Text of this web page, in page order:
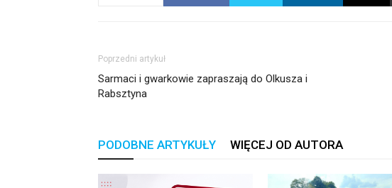
Poprzedni artykuł
Sarmaci i gwarkowie zapraszają do Olkusza i
Rabsztyna
PODOBNE ARTYKUŁY WIĘCEJ OD AUTORA